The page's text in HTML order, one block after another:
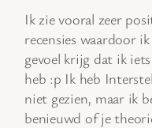
Ik zie vooral zeer
recensies waardoor
gevoel krijg dat ik
heb :p Ik heb
niet gezien, maar ik
benieuwd of je